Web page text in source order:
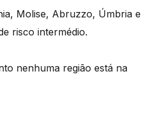
Molise, Abruzzo, Úmbria e
risco intermédio.
nenhuma região está na